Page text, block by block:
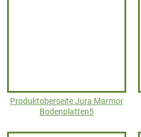
Produktoberseite Jura Marmor
Bodenplatten5